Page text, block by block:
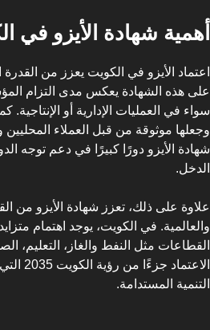
أهمية شهادة الأيزو في
اعتماد الأيزو في الكويت يعزز من
على هذه الشهادة يعكس مدى التزام
سواء في العمليات الإدارية أو
وجعلها موثوقة من قبل العملاء
شهادة الأيزو دورًا كبيرًا في دعم توجه
الدخل.
علاوة على ذلك، تعزز شهادة الأيزو من
والعالمية. في الكويت، يوجد اهتمام
القطاعات مثل النفط والغاز، التعليم،
التنمية المستدامة.